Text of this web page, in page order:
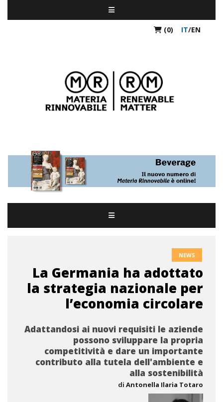
(0) IT/EN
NEWS
La Germania ha adottato
la strategia nazionale per
l’economia circolare
Adattandosi ai nuovi requisiti le aziende
possono sviluppare la propria
competitività e dare un importante
contributo alla tutela dell'ambiente e
alla sostenibilità
di Antonella Ilaria Totaro